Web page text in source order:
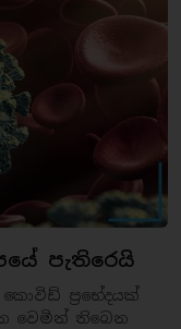
පැතිරෙයි
ප්‍රභේදයක්
වෙමින් තිබෙන